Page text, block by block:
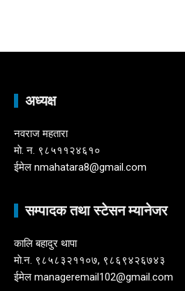
अध्यक्ष
नवराज महतारा
माे. न. ९८५११२४६१०
ईमेल nmahatara8@gmail.com
सम्पादक तथा स्टेसन म्यानेजर
कालि बहादुर थापा
माे.न. ९८५८३२११०७, ९८६९४२६७४३
ईमेल manageremail102@gmail.com